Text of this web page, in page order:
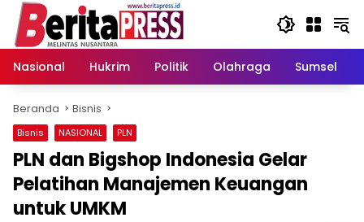
Langsung
konten
Nasional
Hukrim Politik Olahraga Sumsel
Beranda Bisnis
Bisnis NASIONAL PLN
PLN dan Bigshop Indonesia Gelar
Pelatihan Manajemen Keuangan
untuk UMKM